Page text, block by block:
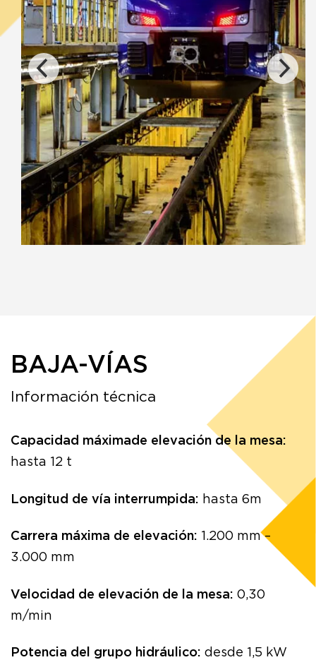
BAJA-VÍAS
Información técnica
Capacidad máximade elevación de la mesa:
hasta 12 t
Longitud de vía interrumpida: hasta 6m
Carrera máxima de elevación: 1.200 mm –
3.000 mm
Velocidad de elevación de la mesa: 0,30
m/min
Potencia del grupo hidráulico: desde 1,5 kW